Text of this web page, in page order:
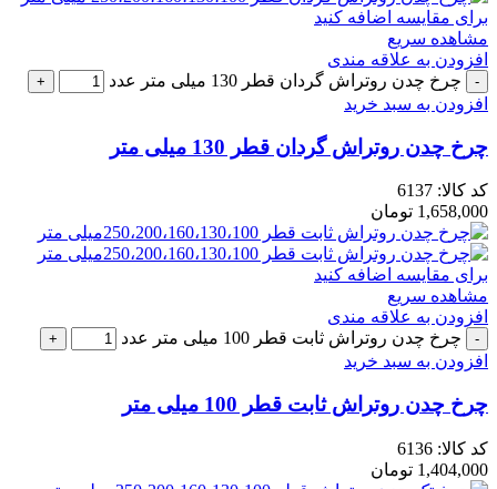
برای مقایسه اضافه کنید
مشاهده سریع
افزودن به علاقه مندی
چرخ چدن روتراش گردان قطر 130 میلی متر عدد
افزودن به سبد خرید
چرخ چدن روتراش گردان قطر 130 میلی متر
کد کالا: 6137
1,658,000 تومان
برای مقایسه اضافه کنید
مشاهده سریع
افزودن به علاقه مندی
چرخ چدن روتراش ثابت قطر 100 میلی متر عدد
افزودن به سبد خرید
چرخ چدن روتراش ثابت قطر 100 میلی متر
کد کالا: 6136
1,404,000 تومان